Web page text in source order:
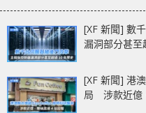
[XF 新聞] 數
漏洞部分甚至
[XF 新聞] 港
局 涉款近億